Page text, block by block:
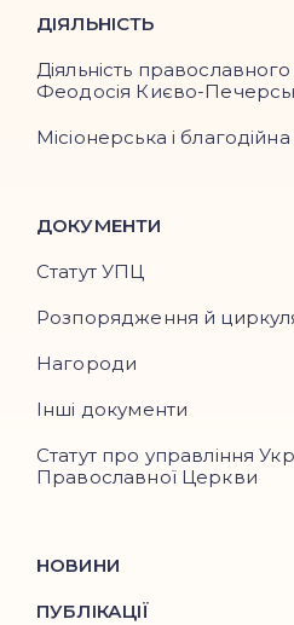
ДІЯЛЬНІСТЬ
Діяльність православного
Феодосія Києво-
Місіонерська і благодійна
ДОКУМЕНТИ
Статут УПЦ
Розпорядження й
Нагороди
Інші документи
Статут про управління
Православної Церкви
НОВИНИ
ПУБЛІКАЦІЇ